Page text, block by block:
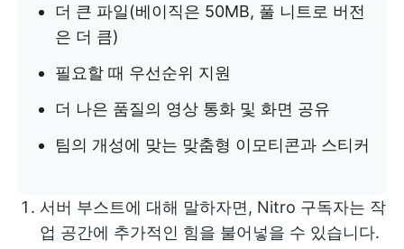
더 큰 파일(베이직은 50MB, 풀 니트로 버전
은 더 큼)
필요할 때 우선순위 지원
더 나은 품질의 영상 통화 및 화면 공유
팀의 개성에 맞는 맞춤형 이모티콘과 스티커
서버 부스트에 대해 말하자면, Nitro 구독자는 작
업 공간에 추가적인 힘을 불어넣을 수 있습니다.